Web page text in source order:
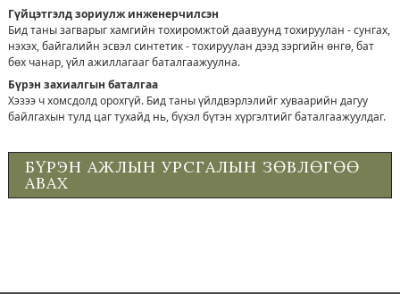
Гүйцэтгэлд зориулж инженерчилсэн
Бид таны загварыг хамгийн тохиромжтой даавуунд тохируулан - сунгах,
нэхэх, байгалийн эсвэл синтетик - тохируулан дээд зэргийн өнгө, бат
бөх чанар, үйл ажиллагааг баталгаажуулна.
Бүрэн захиалгын баталгаа
Хэзээ ч хомсдолд орохгүй. Бид таны үйлдвэрлэлийг хуваарийн дагуу
байлгахын тулд цаг тухайд нь, бүхэл бүтэн хүргэлтийг баталгаажуулдаг.
БҮРЭН АЖЛЫН УРСГАЛЫН ЗӨВЛӨГӨӨ
АВАХ